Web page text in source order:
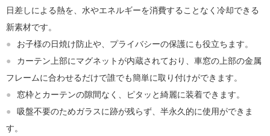
日差しによる熱を、水やエネルギーを消費することなく冷却できる
新素材です。
●
お子様の日焼け防止や、プライバシーの保護にも役立ちます。
●
カーテン上部にマグネットが内蔵されており、車窓の上部の金属
フレームに合わせるだけで誰でも簡単に取り付けができます。
●
窓枠とカーテンの隙間なく、ピタッと綺麗に装着できます。
●
吸盤不要のためガラスに跡が残らず、半永久的に使用ができま
す。